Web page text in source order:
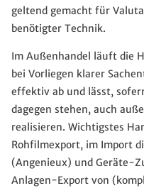
geltend gemacht für
benötigter Technik.
Im Außenhandel läuft die
bei Vorliegen klarer
effektiv ab und lässt,
dagegen stehen, auch
realisieren. Wichtigstes
Rohfilmexport, im Import
(Angenieux) und Geräte-
Anlagen-Export von